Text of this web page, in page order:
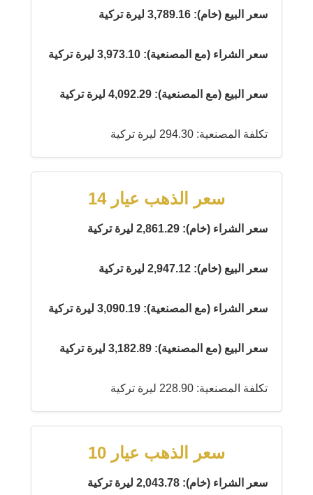
سعر البيع (خام): 3,789.16 ليرة تركية
سعر الشراء (مع المصنعية): 3,973.10 ليرة تركية
سعر البيع (مع المصنعية): 4,092.29 ليرة تركية
تكلفة المصنعية: 294.30 ليرة تركية
سعر الذهب عيار 14
سعر الشراء (خام): 2,861.29 ليرة تركية
سعر البيع (خام): 2,947.12 ليرة تركية
سعر الشراء (مع المصنعية): 3,090.19 ليرة تركية
سعر البيع (مع المصنعية): 3,182.89 ليرة تركية
تكلفة المصنعية: 228.90 ليرة تركية
سعر الذهب عيار 10
سعر الشراء (خام): 2,043.78 ليرة تركية